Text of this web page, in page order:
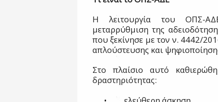
Η λειτουργία του ΟΠΣ-
μεταρρύθμιση της
που ξεκίνησε με τον ν. 4442/
απλούστευσης και
Στο πλαίσιο αυτό
δραστηριότητας: